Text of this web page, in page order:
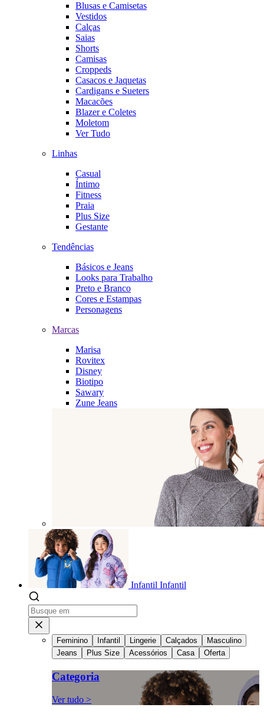
Blusas e Camisetas
Vestidos
Calças
Saias
Shorts
Camisas
Croppeds
Casacos e Jaquetas
Cardigans e Sueters
Macacões
Blazer e Coletes
Moletom
Ver Tudo
Linhas
Casual
Íntimo
Fitness
Praia
Plus Size
Gestante
Tendências
Básicos e Jeans
Looks para Trabalho
Preto e Branco
Cores e Estampas
Personagens
Marcas
Marisa
Rovitex
Disney
Biotipo
Sawary
Zune Jeans
Infantil Infantil
Feminino Infantil Lingerie Calçados
Masculino
Jeans
Plus Size Acessórios Casa Oferta
Categoria
Ver tudo >